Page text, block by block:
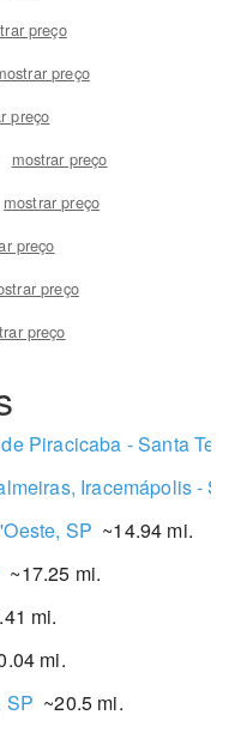
preço
preço
preço
mostrar preço
mostrar preço
preço
preço
preço
Piracicaba - Santa
Iracemápolis - SP
SP ~14.94 mi.
~17.25 mi.
mi.
mi.
SP ~20.5 mi.